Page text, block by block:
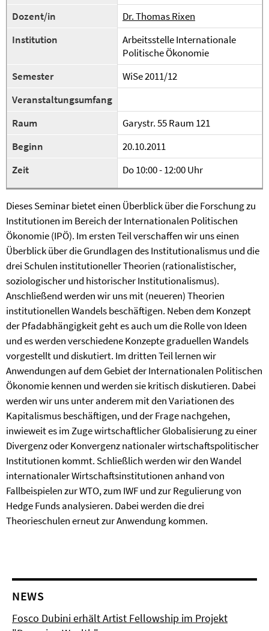
Dozent/in
Dr. Thomas Rixen
Institution
Arbeitsstelle Internationale
Politische Ökonomie
Semester
WiSe 2011/12
Veranstaltungsumfang
Raum
Garystr. 55 Raum 121
Beginn
20.10.2011
Zeit
Do 10:00 - 12:00 Uhr
Dieses Seminar bietet einen Überblick über die Forschung zu
Institutionen im Bereich der Internationalen Politischen
Ökonomie (IPÖ). Im ersten Teil verschaffen wir uns einen
Überblick über die Grundlagen des Institutionalismus und die
drei Schulen institutioneller Theorien (rationalistischer,
soziologischer und historischer Institutionalismus).
Anschließend werden wir uns mit (neueren) Theorien
institutionellen Wandels beschäftigen. Neben dem Konzept
der Pfadabhängigkeit geht es auch um die Rolle von Ideen
und es werden verschiedene Konzepte graduellen Wandels
vorgestellt und diskutiert. Im dritten Teil lernen wir
Anwendungen auf dem Gebiet der Internationalen Politischen
Ökonomie kennen und werden sie kritisch diskutieren. Dabei
werden wir uns unter anderem mit den Variationen des
Kapitalismus beschäftigen, und der Frage nachgehen,
inwieweit es im Zuge wirtschaftlicher Globalisierung zu einer
Divergenz oder Konvergenz nationaler wirtschaftspolitischer
Institutionen kommt. Schließlich werden wir den Wandel
internationaler Wirtschaftsinstitutionen anhand von
Fallbeispielen zur WTO, zum IWF und zur Regulierung von
Hedge Funds analysieren. Dabei werden die drei
Theorieschulen erneut zur Anwendung kommen.
NEWS
Fosco Dubini erhält Artist Fellowship im Projekt